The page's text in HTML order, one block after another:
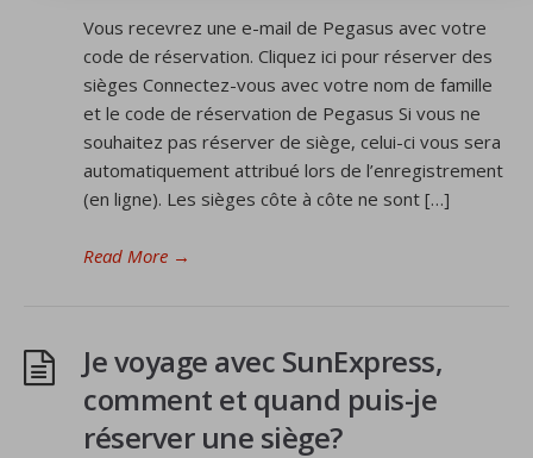
Vous recevrez une e-mail de Pegasus avec votre
code de réservation. Cliquez ici pour réserver des
sièges Connectez-vous avec votre nom de famille
et le code de réservation de Pegasus Si vous ne
souhaitez pas réserver de siège, celui-ci vous sera
automatiquement attribué lors de l’enregistrement
(en ligne). Les sièges côte à côte ne sont […]
Read More →
Je voyage avec SunExpress,
comment et quand puis-je
réserver une siège?